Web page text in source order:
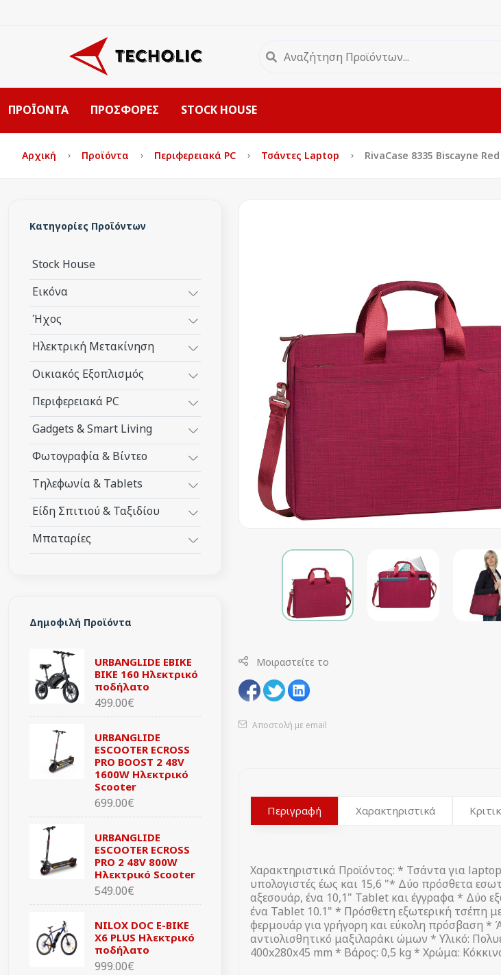
ΠΡΟΪΟΝΤΑ ΠΡΟΣΦΟΡΕΣ STOCK HOUSE
Αρχική Προϊόντα Περιφερειακά PC Τσάντες Laptop RivaCase 8335 Biscayne
Κατηγορίες Προϊόντων
Stock House
Εικόνα
Ήχος
Ηλεκτρική Μετακίνηση
Οικιακός Εξοπλισμός
Περιφερειακά PC
Gadgets & Smart Living
Φωτογραφία & Βίντεο
Τηλεφωνία & Tablets
Είδη Σπιτιού & Ταξιδίου
Μπαταρίες
Δημοφιλή Προϊόντα
URBANGLIDE EBIKE
BIKE 160 Ηλεκτρικό
ποδήλατο
499.00€
URBANGLIDE
ESCOOTER ECROSS
PRO BOOST 2 48V
1600W Ηλεκτρικό
Scooter
699.00€
URBANGLIDE
ESCOOTER ECROSS
PRO 2 48V 800W
Ηλεκτρικό Scooter
549.00€
NILOX DOC E-BIKE
X6 PLUS Ηλεκτρικό
ποδήλατο
999.00€
Μοιραστείτε το
Αποστολή με email
Περιγραφή Χαρακτηριστικά
Χαρακτηριστικά Προϊόντος: * Τσάντα για
υπολογιστές έως και 15,6 "* Δύο πρόσθετα
αξεσουάρ, ένα 10,1" Tablet και έγγραφα * Δύο
ένα Tablet 10.1" * Πρόσθετη εξωτερική τσέπη
φερμουάρ για γρήγορη και εύκολη πρόσβαση *
αντιολισθητικό μαξιλαράκι ώμων * Υλικό:
400x280x45 mm * Βάρος: 0,5 kg * Χρώμα: